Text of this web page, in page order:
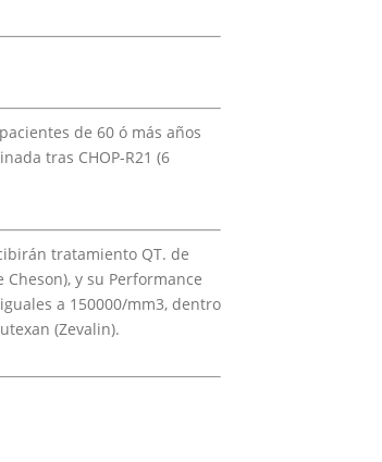
de 60 ó más años
tras CHOP-R21 (6
tratamiento QT. de
y su Performance
a 150000/mm3, dentro
(Zevalin).